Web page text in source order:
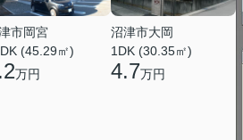
市岡宮
(45.29㎡)
万円
沼津市大岡
1DK (30.35㎡)
4.7万円